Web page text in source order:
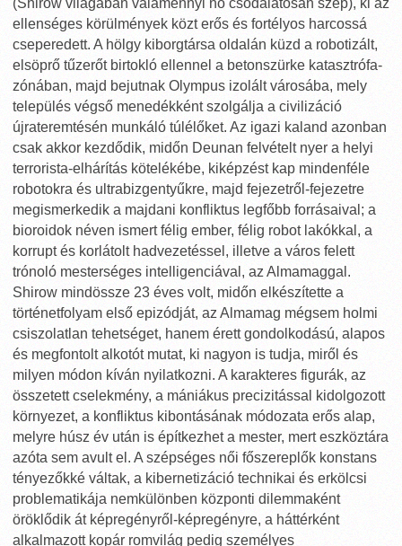
(Shirow világában valamennyi nő csodálatosan szép), ki az
ellenséges körülmények közt erős és fortélyos harcossá
cseperedett. A hölgy kiborgtársa oldalán küzd a robotizált,
elsöprő tűzerőt birtokló ellennel a betonszürke katasztrófa-
zónában, majd bejutnak Olympus izolált városába, mely
település végső menedékként szolgálja a civilizáció
újrateremtésén munkáló túlélőket. Az igazi kaland azonban
csak akkor kezdődik, midőn Deunan felvételt nyer a helyi
terrorista-elhárítás kötelékébe, kiképzést kap mindenféle
robotokra és ultrabizgentyűkre, majd fejezetről-fejezetre
megismerkedik a majdani konfliktus legfőbb forrásaival; a
bioroidok néven ismert félig ember, félig robot lakókkal, a
korrupt és korlátolt hadvezetéssel, illetve a város felett
trónoló mesterséges intelligenciával, az Almamaggal.
Shirow mindössze 23 éves volt, midőn elkészítette a
történetfolyam első epizódját, az Almamag mégsem holmi
csiszolatlan tehetséget, hanem érett gondolkodású, alapos
és megfontolt alkotót mutat, ki nagyon is tudja, miről és
milyen módon kíván nyilatkozni. A karakteres figurák, az
összetett cselekmény, a mániákus precizitással kidolgozott
környezet, a konfliktus kibontásának módozata erős alap,
melyre húsz év után is építkezhet a mester, mert eszköztára
azóta sem avult el. A szépséges női főszereplők konstans
tényezőkké váltak, a kibernetizáció technikai és erkölcsi
problematikája nemkülönben központi dilemmaként
öröklődik át képregényről-képregényre, a háttérként
alkalmazott kopár romvilág pedig személyes